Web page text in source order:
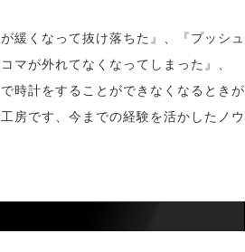
緩くなって抜け落ちた』、『プッシュ
マが外れてなくなってしまった』、
時計をすることができなくなるときが
房です、今までの経験を活かしたノウ